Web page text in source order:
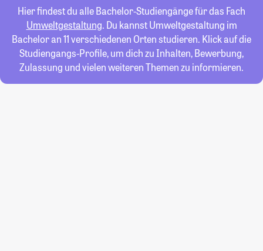
Hier findest du alle Bachelor-Studiengänge für das Fach
Umweltgestaltung. Du kannst Umweltgestaltung im
Bachelor an 11 verschiedenen Orten studieren. Klick auf die
Studiengangs-Profile, um dich zu Inhalten, Bewerbung,
Zulassung und vielen weiteren Themen zu informieren.